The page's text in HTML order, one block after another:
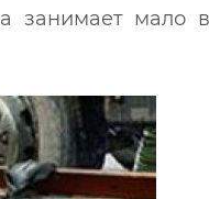
занимает